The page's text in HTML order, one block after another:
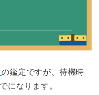
の鑑定ですが、待機時
になります。